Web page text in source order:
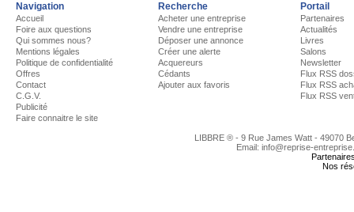
Navigation
Accueil
Foire aux questions
Qui sommes nous?
Mentions légales
Politique de confidentialité
Offres
Contact
C.G.V.
Publicité
Faire connaitre le site
Recherche
Acheter une entreprise
Vendre une entreprise
Déposer une annonce
Créer une alerte
Acquereurs
Cédants
Ajouter aux favoris
Portail
Partenaires
Actualités
Livres
Salons
Newsletter
Flux RSS
Flux RSS
Flux RSS
LIBBRE ® - 9 Rue James Watt - 49070
Email: info@reprise-
Nos